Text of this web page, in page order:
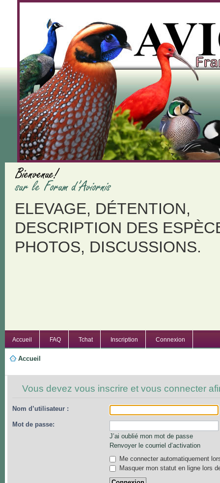
ELEVAGE, DÉTENTION,
DESCRIPTION DES
PHOTOS, DISCUSSIONS.
Accueil FAQ Tchat Inscription Connexion
Accueil
Vous devez vous inscrire et vous connecter
Nom d’utilisateur :
Mot de passe:
J’ai oublié mon mot de passe
Renvoyer le courriel d’activation
Me connecter automatiquement
Masquer mon statut en ligne lors